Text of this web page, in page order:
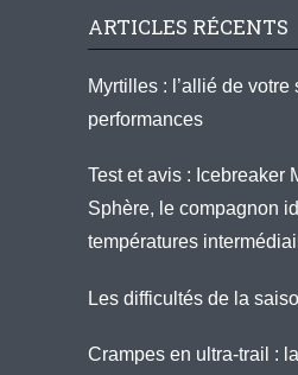
ARTICLES RÉCENTS
Myrtilles : l’allié de votre
performances
Test et avis : Icebreaker
Sphère, le compagnon
températures
Les difficultés de la
Crampes en ultra-trail :